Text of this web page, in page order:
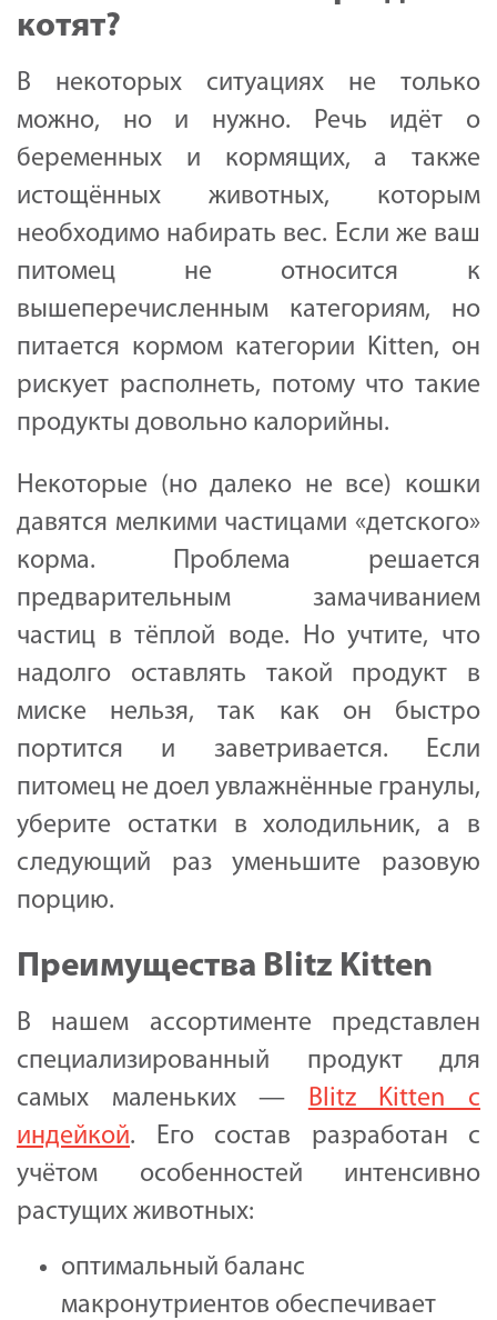
котят?
В некоторых ситуациях не только
можно, но и нужно. Речь идёт о
беременных и кормящих, а также
истощённых животных, которым
необходимо набирать вес. Если же ваш
питомец не относится к
вышеперечисленным категориям, но
питается кормом категории Kitten, он
рискует располнеть, потому что такие
продукты довольно калорийны.
Некоторые (но далеко не все) кошки
давятся мелкими частицами «детского»
корма. Проблема решается
предварительным замачиванием
частиц в тёплой воде. Но учтите, что
надолго оставлять такой продукт в
миске нельзя, так как он быстро
портится и заветривается. Если
питомец не доел увлажнённые гранулы,
уберите остатки в холодильник, а в
следующий раз уменьшите разовую
порцию.
Преимущества Blitz Kitten
В нашем ассортименте представлен
специализированный продукт для
самых маленьких — Blitz Kitten с
индейкой. Его состав разработан с
учётом особенностей интенсивно
растущих животных:
оптимальный баланс
макронутриентов обеспечивает